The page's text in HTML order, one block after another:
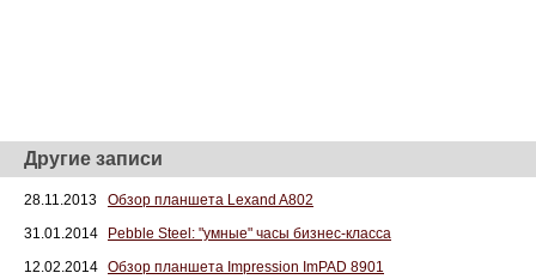
Другие записи
28.11.2013
Обзор планшета Lexand A802
31.01.2014
Pebble Steel: "умные" часы бизнес-класса
12.02.2014 Обзор планшета Impression ImPAD 8901